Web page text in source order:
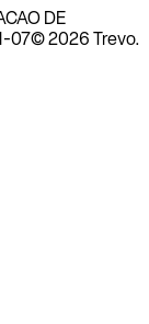
DE
07© 2026 Trevo.